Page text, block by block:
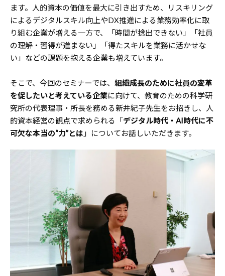
ます。人的資本の価値を最大に引き出すため、リスキリング
によるデジタルスキル向上やDX推進による業務効率化に取
り組む企業が増える一方で、「時間が捻出できない」「社員
の理解・習得が進まない」「得たスキルを業務に活かせな
い」などの課題を抱える企業も増えています。
そこで、今回のセミナーでは、 組織成長のために社員の変革
を促したいと考えている企業に向けて、教育のための科学研
究所の代表理事・所長を務める新井紀子先生をお招きし、人
的資本経営の観点で求められる「デジタル時代・AI時代に不
可欠な本当の“力”とは 」についてお話しいただきます。